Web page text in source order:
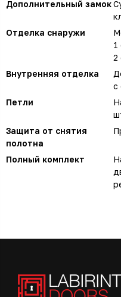
Дополнительный замок
Отделка снаружи
1
2
Внутренняя отделка
с
Петли
Защита от снятия
полотна
Полный комплект